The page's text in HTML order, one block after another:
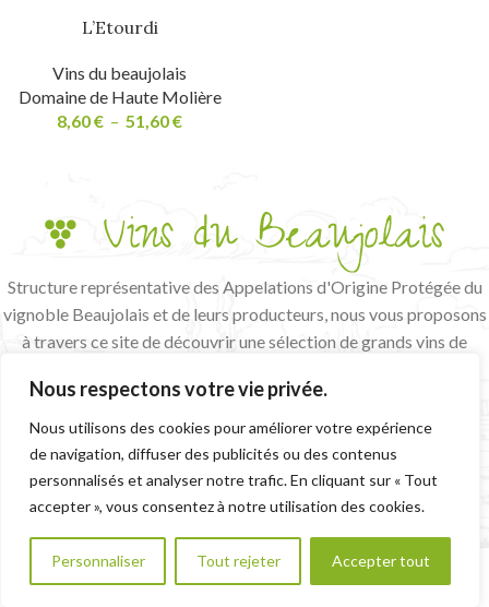
Nous respectons votre vie privée.
Nous utilisons des cookies pour améliorer votre expérience
de navigation, diffuser des publicités ou des contenus
personnalisés et analyser notre trafic. En cliquant sur « Tout
accepter », vous consentez à notre utilisation des cookies.
Personnaliser Tout rejeter Accepter tout
L’Etourdi
Vins du beaujolais
Domaine de Haute Molière
8,60€ – 51,60€
Structure représentative des Appelations d'Origine Protégée du
vignoble Beaujolais et de leurs producteurs, nous vous proposons
à travers ce site de découvrir une sélection de grands vins de
L'abus d'alcool est dangereux pour la santé, à consommer avec
modération
CGVMENTIONS LÉGALES